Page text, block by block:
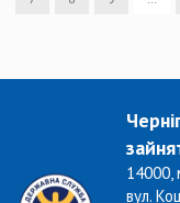
14000,
вул.